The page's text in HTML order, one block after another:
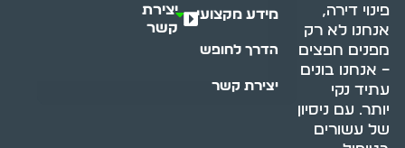
פינוי דירה,
אנחנו לא רק
מפנים חפצים
– אנחנו בונים
עתיד נקי
יותר. עם ניסיון
של עשורים
מידע מקצועי
הדרך לחופש
יצירת קשר
יצירת
קשר